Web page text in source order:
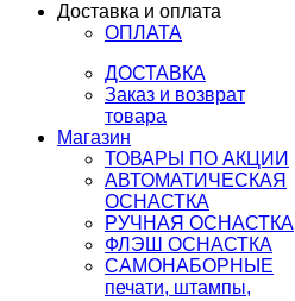
Доставка и оплата
ОПЛАТА
ДОСТАВКА
Заказ и возврат
товара
Магазин
ТОВАРЫ ПО АКЦИИ
АВТОМАТИЧЕСКАЯ
ОСНАСТКА
РУЧНАЯ ОСНАСТКА
ФЛЭШ ОСНАСТКА
САМОНАБОРНЫЕ
печати, штампы,